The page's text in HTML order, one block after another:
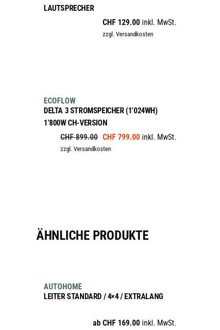
auf
der
LAUTSPRECHER
CHF 129.00 inkl. MwSt.
zzgl. Versandkosten
sale
DELTA 3 STROMSPEICHER (1’024WH)
1’800W CH-VERSION
CHF899.00 Ursprünglicher
war:
CHF 799.00Aktueller
inkl. MwSt.
zzgl. Versandkosten
ECOFLOW
ÄHNLICHE PRODUKTE
weist
Varianten
LEITER STANDARD / 4×4 / EXTRALANG
ab CHF 169.00 inkl. MwSt.
AUTOHOME